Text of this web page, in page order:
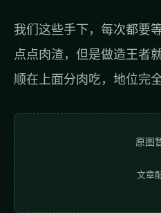
我们这些手下，每次都要
点点肉渣，但是做造王者
顺在上面分肉吃，地位完全
原图
文章